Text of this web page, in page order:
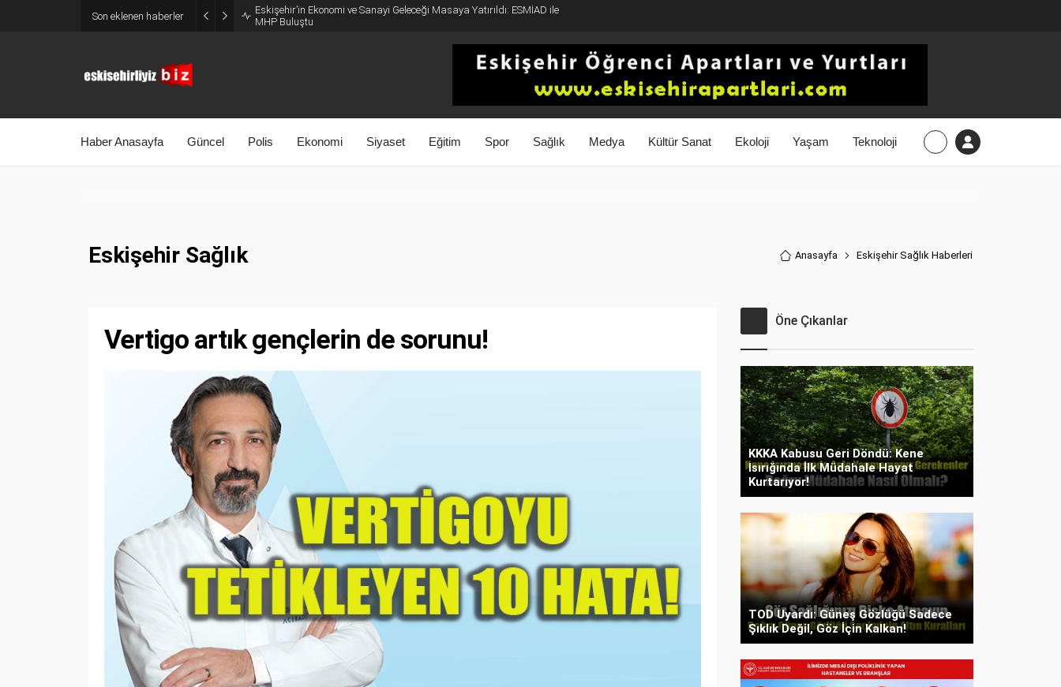
Son eklenen haberler
Eskişehir’in Ekonomi ve Sanayi Geleceği Masaya Yatırıldı: ESMİAD ile
MHP Buluştu
Haber Anasayfa Güncel Polis Ekonomi Siyaset Eğitim Spor Sağlık Medya Kültür Sanat Ekoloji Yaşam Teknoloji
Eskişehir Sağlık Anasayfa Eskişehir Sağlık Haberleri
Vertigo artık gençlerin de sorunu!
Öne Çıkanlar
KKKA Kabusu Geri Döndü: Kene
Isırığında İlk Müdahale Hayat
Kurtarıyor!
TOD Uyardı: Güneş Gözlüğü Sadece
Şıklık Değil, Göz İçin Kalkan!